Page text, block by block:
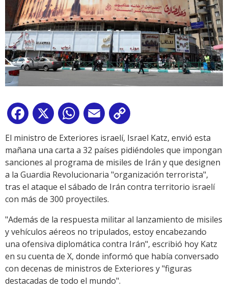
Facebook
X WhatsApp
Email
Link
El ministro de Exteriores israelí, Israel Katz, envió esta
mañana una carta a 32 países pidiéndoles que impongan
sanciones al programa de misiles de Irán y que designen
a la Guardia Revolucionaria "organización terrorista",
tras el ataque el sábado de Irán contra territorio israelí
con más de 300 proyectiles.
"Además de la respuesta militar al lanzamiento de misiles
y vehículos aéreos no tripulados, estoy encabezando
una ofensiva diplomática contra Irán", escribió hoy Katz
en su cuenta de X, donde informó que había conversado
con decenas de ministros de Exteriores y "figuras
destacadas de todo el mundo".